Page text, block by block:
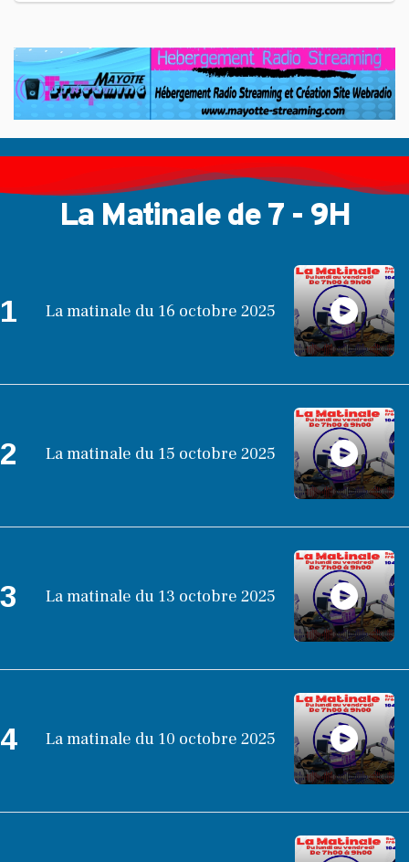
La Matinale de 7 - 9H
1 La matinale du 16 octobre 2025
2 La matinale du 15 octobre 2025
3 La matinale du 13 octobre 2025
4 La matinale du 10 octobre 2025